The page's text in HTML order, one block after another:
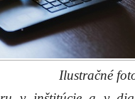
Ilustračné